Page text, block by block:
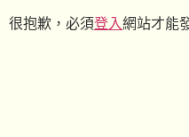
很抱歉，必須登入網站才能